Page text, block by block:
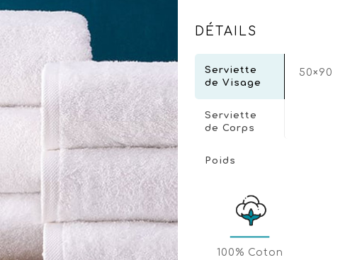
DÉTAILS
Serviette
de Visage
Serviette
de Corps
Poids
50×90
100% Coton